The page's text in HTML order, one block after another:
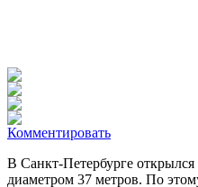
Комментировать
В Санкт-Петербурге
диаметром 37 метров. По